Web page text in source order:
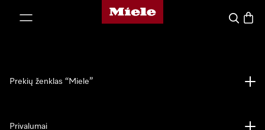
"Miele" pradžios tinklalapis
Paieška
Prekių ženklas “Miele”
Privalumai